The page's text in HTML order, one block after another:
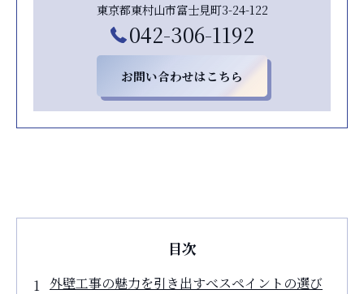
東京都東村山市富士見町3-24-122
042-306-1192
お問い合わせはこちら
目次
外壁工事の魅力を引き出すべスペイントの選び